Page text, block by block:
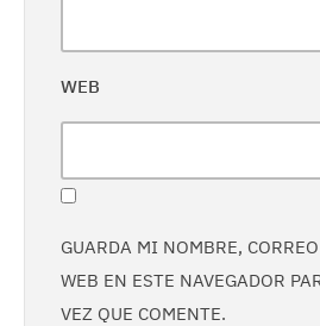
WEB
GUARDA MI NOMBRE,
WEB EN ESTE NAVEGADOR
VEZ QUE COMENTE.